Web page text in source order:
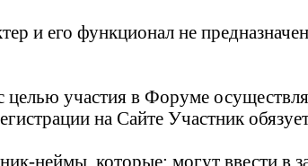
и его функционал не
участия в Форуме
на Сайте Участник
неймы, которые: могут ввести